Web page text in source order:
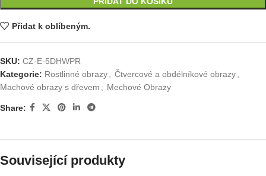
Přidat k oblíbeným.
SKU: CZ-E-5DHWPR
Kategorie: Rostlinné obrazy Čtvercové a obdélníkové obrazy
Machové obrazy s dřevem
Mechové Obrazy
Share:
Související produkty